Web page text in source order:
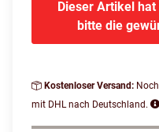
Dieser Artikel
bitte die
Kostenloser Versand:
mit DHL nach Deutschland.